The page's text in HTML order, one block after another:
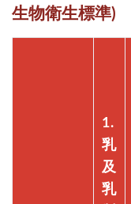
生物衛生標準)
1.
乳
及
乳